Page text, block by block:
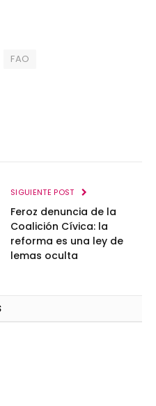
FAO
SIGUIENTE POST
Feroz denuncia de la
Coalición Cívica: la
reforma es una ley de
lemas oculta